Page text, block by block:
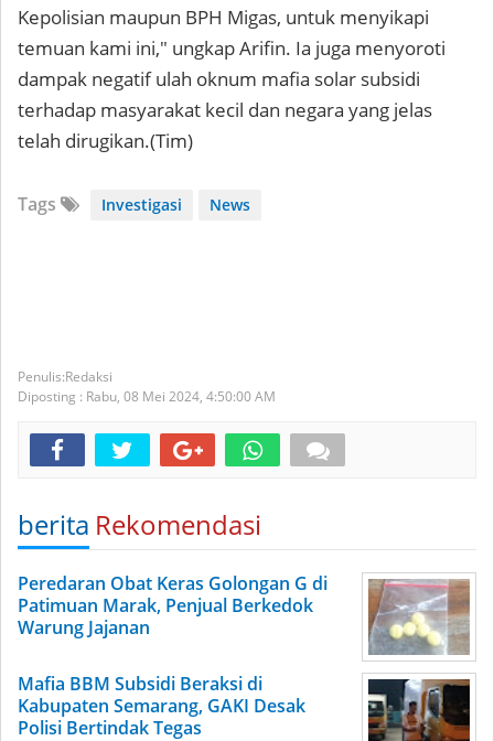
Kepolisian maupun BPH Migas, untuk menyikapi
temuan kami ini," ungkap Arifin. Ia juga menyoroti
dampak negatif ulah oknum mafia solar subsidi
terhadap masyarakat kecil dan negara yang jelas
telah dirugikan.(Tim)
Tags Investigasi News
Redaksi
Diposting : Rabu, 08 Mei 2024, 4:50:00 AM
berita Rekomendasi
Peredaran Obat Keras Golongan G di
Patimuan Marak, Penjual Berkedok
Warung Jajanan
Mafia BBM Subsidi Beraksi di
Kabupaten Semarang, GAKI Desak
Polisi Bertindak Tegas